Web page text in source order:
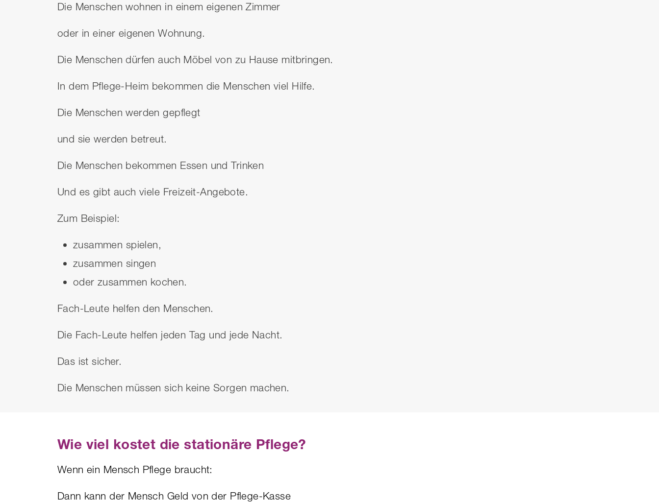
Die Menschen wohnen in einem eigenen Zimmer
oder in einer eigenen Wohnung.
Die Menschen dürfen auch Möbel von zu Hause mitbringen.
In dem Pflege-Heim bekommen die Menschen viel Hilfe.
Die Menschen werden gepflegt
und sie werden betreut.
Die Menschen bekommen Essen und Trinken
Und es gibt auch viele Freizeit-Angebote.
Zum Beispiel:
zusammen spielen,
zusammen singen
oder zusammen kochen.
Fach-Leute helfen den Menschen.
Die Fach-Leute helfen jeden Tag und jede Nacht.
Das ist sicher.
Die Menschen müssen sich keine Sorgen machen.
Wie viel kostet die stationäre Pflege?
Wenn ein Mensch Pflege braucht:
Dann kann der Mensch Geld von der Pflege-Kasse